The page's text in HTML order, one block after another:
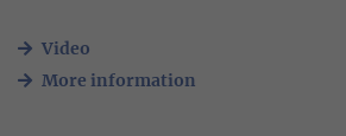
Video
More information